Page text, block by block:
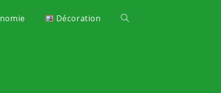
Décoration